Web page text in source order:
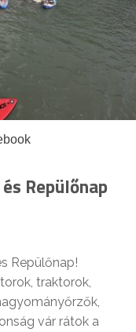
Repülőnap
Repülőnap!
traktorok,
vár rátok a